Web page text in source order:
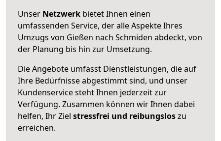
Unser Netzwerk bietet Ihnen einen
umfassenden Service, der alle Aspekte Ihres
Umzugs von Gießen nach Schmiden abdeckt, von
der Planung bis hin zur Umsetzung.
Die Angebote umfasst Dienstleistungen, die auf
Ihre Bedürfnisse abgestimmt sind, und unser
Kundenservice steht Ihnen jederzeit zur
Verfügung. Zusammen können wir Ihnen dabei
helfen, Ihr Ziel stressfrei und reibungsloszu
erreichen.